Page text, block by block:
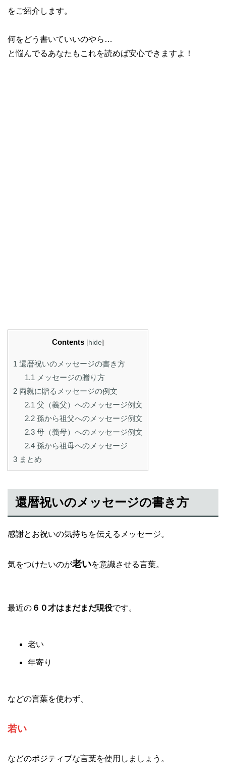
をご紹介します。
何をどう書いていいのやら…
と悩んでるあなたもこれを読めば安心できますよ！
Contents [hide]
1 還暦祝いのメッセージの書き方
1.1 メッセージの贈り方
2 両親に贈るメッセージの例文
2.1 父（義父）へのメッセージ例文
2.2孫から祖父へのメッセージ例文
2.3母（義母）へのメッセージ例文
2.4孫から祖母へのメッセージ
3 まとめ
還暦祝いのメッセージの書き方
感謝とお祝いの気持ちを伝えるメッセージ。
気をつけたいのが老いを意識させる言葉。
最近の ６０才はまだまだ現役です。
老い
年寄り
などの言葉を使わず、
若い
などのポジティブな言葉を使用しましょう。